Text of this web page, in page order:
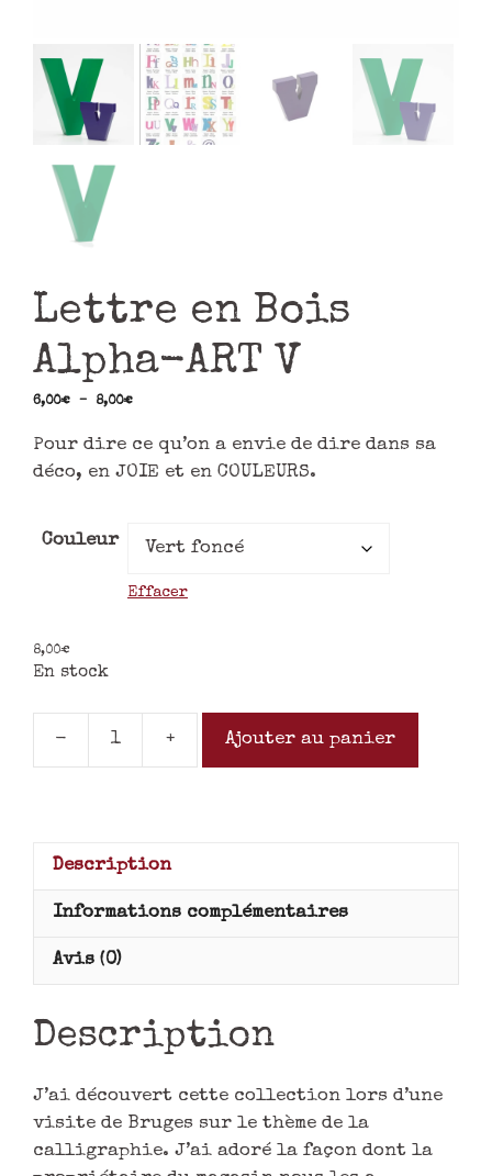
Lettre en Bois
Alpha-ART V
6,00€ – 8,00€
Pour dire ce qu’on a envie de dire dans sa
déco, en JOIE et en COULEURS.
Couleur
Effacer
8,00€
En stock
- + Ajouter au panier
Description
Informations complémentaires
Avis (0)
Description
J’ai découvert cette collection lors d’une
visite de Bruges sur le thème de la
calligraphie. J’ai adoré la façon dont la